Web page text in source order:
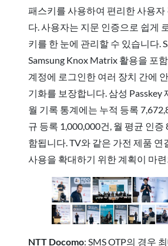
패스키를 사용하여 편리한 사용자
다. 사용자는 지문 인증으로 쉽게
키를 한 눈에 관리할 수 있습니다.
Samsung Knox Matrix 활용을 포
계정에 로그인한 여러 장치 간에
기화를 보장합니다. 삼성 Passkey
월 기록 통계에는 누적 등록
규 등록 1,000,000건, 월 평균 인증
함됩니다. TV와 같은 가전 제품 연
사용을 확대하기 위한 계획이 마
NTT Docomo: SMS OTP의 경우